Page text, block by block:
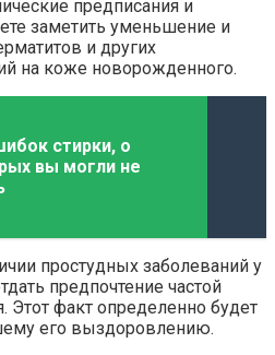
предписания и
заметить уменьшение и
и других
на коже новорожденного.
стирки, о
вы могли не
простудных заболеваний у
предпочтение частой
Этот факт определенно будет
его выздоровлению.